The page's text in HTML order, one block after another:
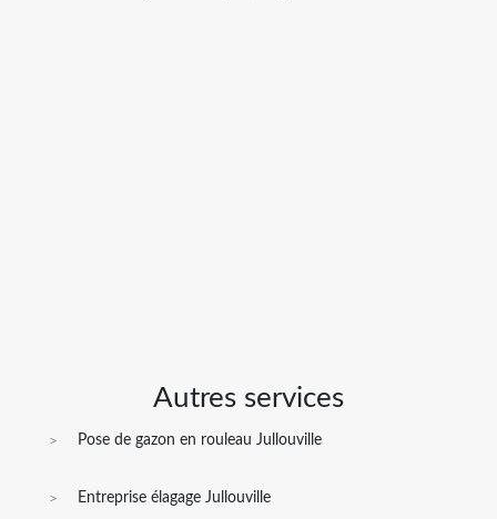
Autres services
Pose de gazon en rouleau Jullouville
Entreprise élagage Jullouville